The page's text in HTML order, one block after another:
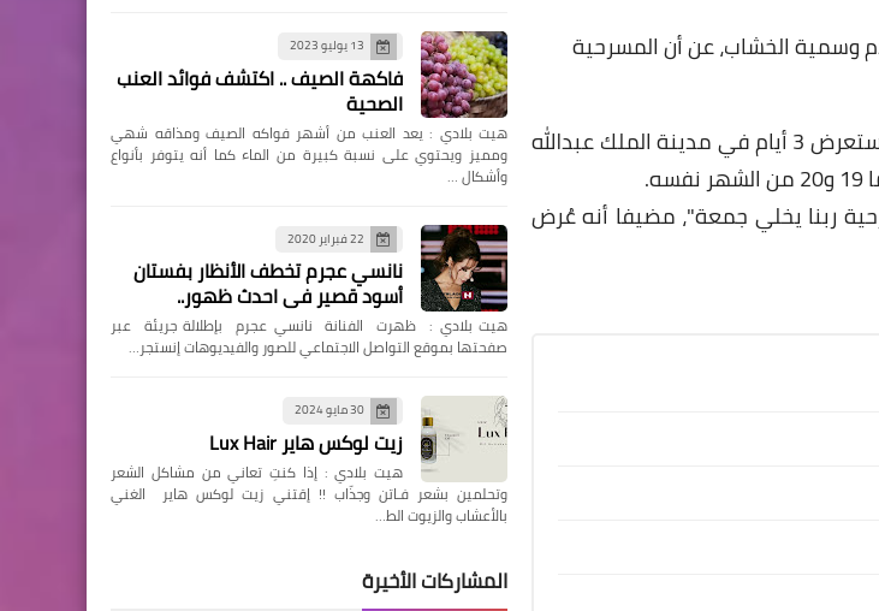
وسمية الخشاب، عن أن المسرحية
وأضاف المصدر لـ"مصراوي" أن المسرح لن تعرض في موسم الرياض، بل ستعرض 3 أيام في مدينة الملك عبدالله
12 عاما، بعد أن قدم "مسرحية ربنا يخلي جمعة"، مضيفا أنه عُرض
13 يوليو 2023
فاكهة الصيف .. اكتشف فوائد العنب
الصحية
هيت بلادي : يعد العنب من أشهر فواكه الصيف ومذاقه شهي
ومميز ويحتوي على نسبة كبيرة من الماء كما أنه يتوفر بأنواع
وأشكال …
22 فبراير 2020
نانسي عجرم تخطف الأنظار بفستان
أسود قصير في احدث ظهور..
هيت بلادي : ظهرت الفنانة نانسي عجرم بإطلالة جريئة عبر
صفحتها بموقع التواصل الاجتماعي للصور والفيديوهات إنستجر…
30 مايو 2024
زيت لوكس هاير Lux Hair
هيت بلادي : إذا كنتِ تعاني من مشاكل الشعر
وتحلمين بشعر فـاتن وجذّاب !! إقتني زيت لوكس هاير الغني
بالأعشاب والزيوت الط…
المشاركات الأخيرة